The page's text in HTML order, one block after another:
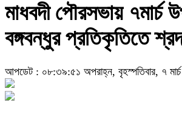
মাধবদী পৌরসভায় ৭মার্চ
বঙ্গবন্ধুর প্রতিকৃতিতে
আপডেট : ০৮:৩৯:৫১ অপরাহ্ন, বৃহস্পতিবার, ৭